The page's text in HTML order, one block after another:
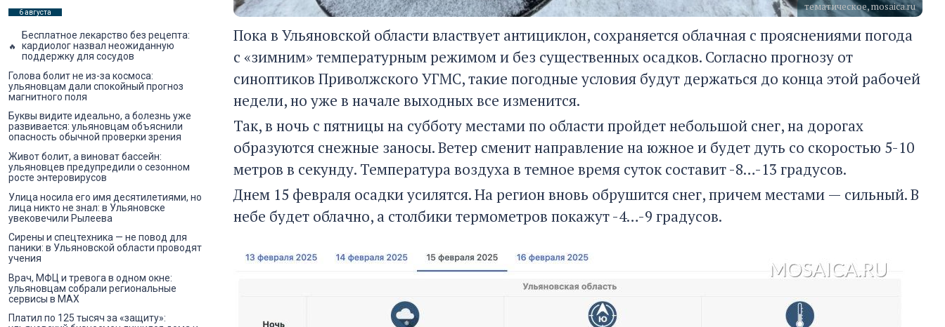
тематическое, mosaica.ru
Пока в Ульяновской области властвует антициклон, сохраняется облачная с прояснениями погода
с «зимним» температурным режимом и без существенных осадков. Согласно прогнозу от
синоптиков Приволжского УГМС, такие погодные условия будут держаться до конца этой рабочей
недели, но уже в начале выходных все изменится.
Так, в ночь с пятницы на субботу местами по области пройдет небольшой снег, на дорогах
образуются снежные заносы. Ветер сменит направление на южное и будет дуть со скоростью 5-10
метров в секунду. Температура воздуха в темное время суток составит -8…-13 градусов.
Днем 15 февраля осадки усилятся. На регион вновь обрушится снег, причем местами — сильный. В
небе будет облачно, а столбики термометров покажут -4…-9 градусов.
6 августа
Бесплатное лекарство без рецепта:
кардиолог назвал неожиданную
поддержку для сосудов
Голова болит не из-за космоса:
ульяновцам дали спокойный прогноз
магнитного поля
Буквы видите идеально, а болезнь уже
развивается: ульяновцам объяснили
опасность обычной проверки зрения
Живот болит, а виноват бассейн:
ульяновцев предупредили о сезонном
росте энтеровирусов
Улица носила его имя десятилетиями, но
лица никто не знал: в Ульяновске
увековечили Рылеева
Сирены и спецтехника — не повод для
паники: в Ульяновской области проводят
учения
Врач, МФЦ и тревога в одном окне:
ульяновцам собрали региональные
сервисы в MAX
Платил по 125 тысяч за «защиту»: